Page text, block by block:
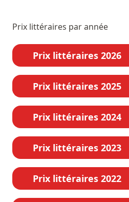
Prix littéraires par année
Prix littéraires 2026
Prix littéraires 2025
Prix littéraires 2024
Prix littéraires 2023
Prix littéraires 2022